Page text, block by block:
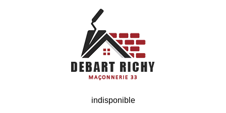
indisponible